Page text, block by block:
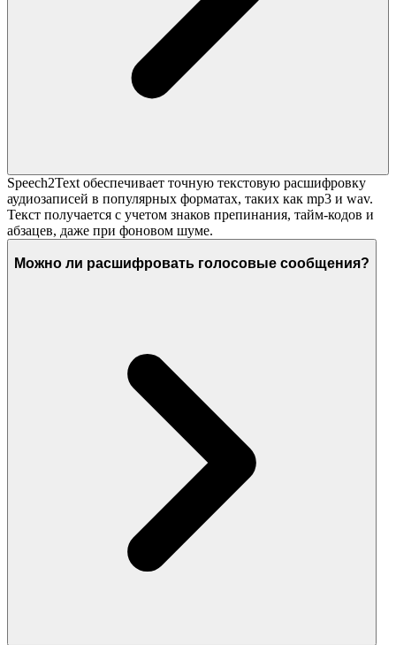
Speech2Text обеспечивает точную текстовую расшифровку
аудиозаписей в популярных форматах, таких как mp3 и wav.
Текст получается с учетом знаков препинания, тайм-кодов и
абзацев, даже при фоновом шуме.
Можно ли расшифровать голосовые сообщения?